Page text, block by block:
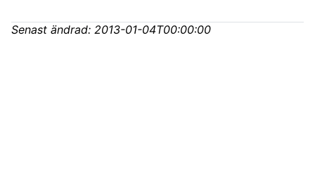
Senast ändrad: 2013-01-04T00:00:00